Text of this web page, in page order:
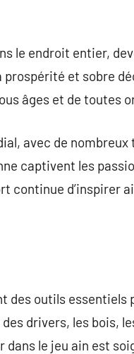
le endroit entier,
et sobre
âges et de toutes
avec de
captivent les
continue d’inspirer
des outils
drivers, les bois,
dans le jeu ain est